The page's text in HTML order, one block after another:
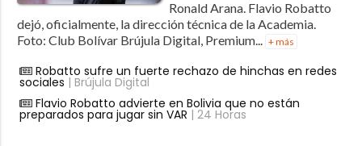
Ronald Arana. Flavio Robatto
dejó, oficialmente, la dirección técnica de la Academia.
Foto: Club Bolívar Brújula Digital, Premium...
+ más
Robatto sufre un fuerte rechazo de hinchas en redes
sociales | Brújula Digital
Flavio Robatto advierte en Bolivia que no están
preparados para jugar sin VAR | 24 Horas